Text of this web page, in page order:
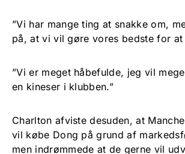
”Vi har mange ting at snakke om,
på, at vi vil gøre vores bedste for at
”Vi er meget håbefulde, jeg vil
en kineser i klubben.”
Charlton afviste desuden, at
vil købe Dong på grund af
men indrømmede at de gerne vil